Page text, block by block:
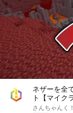
ネザーを全
ト【マイク
さんちゃんく！